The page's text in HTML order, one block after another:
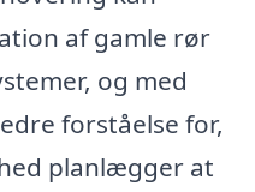
af gamle rør
og med
forståelse for,
planlægger at